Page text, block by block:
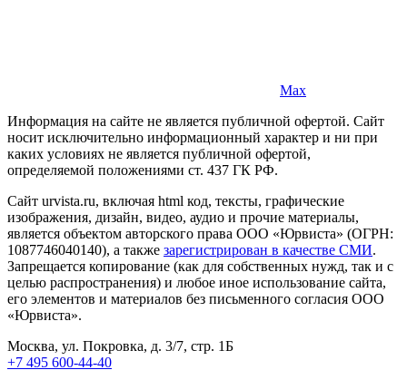
Max
Информация на сайте не является публичной офертой. Cайт
носит исключительно информационный характер и ни при
каких условиях не является публичной офертой,
определяемой положениями ст. 437 ГК РФ.
Сайт urvista.ru, включая html код, тексты, графические
изображения, дизайн, видео­, аудио­ и прочие материалы,
является объектом авторского права ООО «Юрвиста» (ОГРН:
1087746040140), а также зарегистрирован в качестве СМИ.
Запрещается копирование (как для собственных нужд, так и с
целью распространения) и любое иное использование сайта,
его элементов и материалов без письменного согласия ООО
«Юрвиста».
Москва, ул. Покровка, д. 3/7, стр. 1Б
+7 495 600-44-40